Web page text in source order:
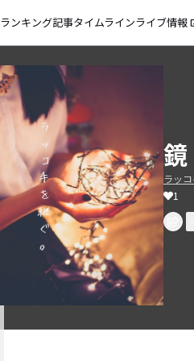
ランキング記事タイムラインライブ情報
鏡
ラッコ
1